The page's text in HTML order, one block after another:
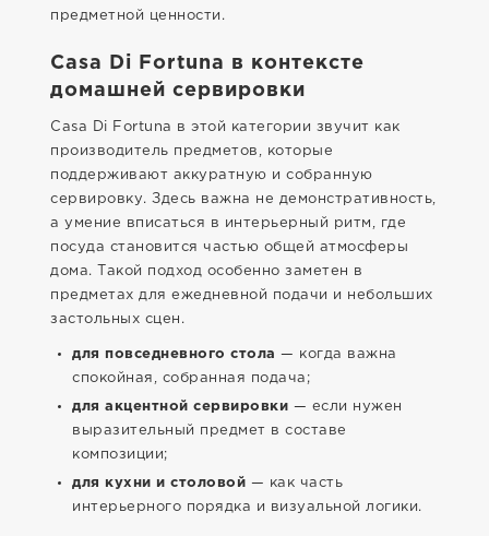
предметной ценности.
Casa Di Fortuna в контексте
домашней сервировки
Casa Di Fortuna в этой категории звучит как
производитель предметов, которые
поддерживают аккуратную и собранную
сервировку. Здесь важна не демонстративность,
а умение вписаться в интерьерный ритм, где
посуда становится частью общей атмосферы
дома. Такой подход особенно заметен в
предметах для ежедневной подачи и небольших
застольных сцен.
для повседневного стола — когда важна
спокойная, собранная подача;
для акцентной сервировки — если нужен
выразительный предмет в составе
композиции;
для кухни и столовой — как часть
интерьерного порядка и визуальной логики.